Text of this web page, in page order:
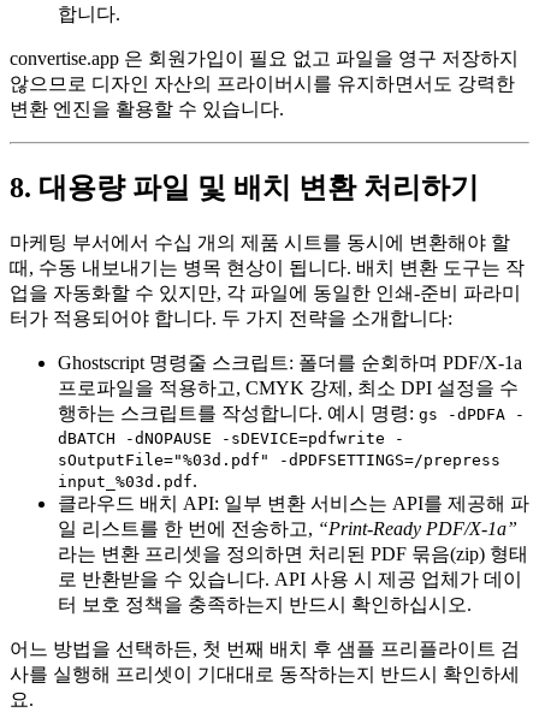
합니다.
convertise.app 은 회원가입이 필요 없고 파일을 영구 저장하지
않으므로 디자인 자산의 프라이버시를 유지하면서도 강력한
변환 엔진을 활용할 수 있습니다.
8. 대용량 파일 및 배치 변환 처리하기
마케팅 부서에서 수십 개의 제품 시트를 동시에 변환해야 할
때, 수동 내보내기는 병목 현상이 됩니다. 배치 변환 도구는 작
업을 자동화할 수 있지만, 각 파일에 동일한 인쇄‑준비 파라미
터가 적용되어야 합니다. 두 가지 전략을 소개합니다:
Ghostscript 명령줄 스크립트: 폴더를 순회하며 PDF/X‑1a
프로파일을 적용하고, CMYK 강제, 최소 DPI 설정을 수
행하는 스크립트를 작성합니다. 예시 명령: gs -dPDFA -
dBATCH -dNOPAUSE -sDEVICE=pdfwrite -
sOutputFile="%03d.pdf" -dPDFSETTINGS=/prepress
input_%03d.pdf.
클라우드 배치 API: 일부 변환 서비스는 API를 제공해 파
일 리스트를 한 번에 전송하고, “Print‑Ready PDF/X‑1a”
라는 변환 프리셋을 정의하면 처리된 PDF 묶음(zip) 형태
로 반환받을 수 있습니다. API 사용 시 제공 업체가 데이
터 보호 정책을 충족하는지 반드시 확인하십시오.
어느 방법을 선택하든, 첫 번째 배치 후 샘플 프리플라이트 검
사를 실행해 프리셋이 기대대로 동작하는지 반드시 확인하세
요.